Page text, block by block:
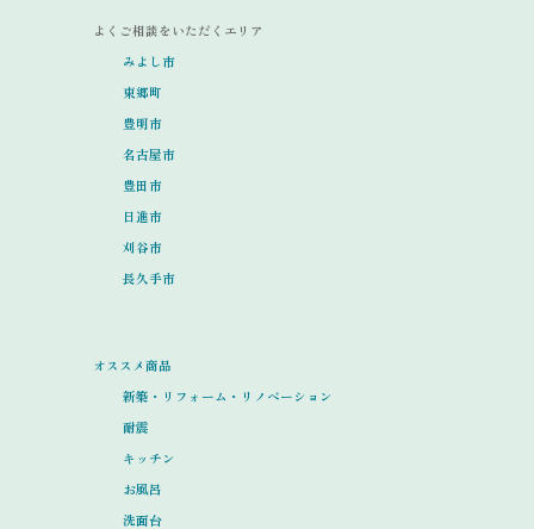
よくご相談をいただくエリア
みよし市
東郷町
豊明市
名古屋市
豊田市
日進市
刈谷市
長久手市
オススメ商品
新築・リフォーム・リノベーション
耐震
キッチン
お風呂
洗面台